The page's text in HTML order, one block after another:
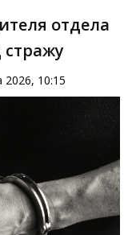
отдела
2026, 10:15